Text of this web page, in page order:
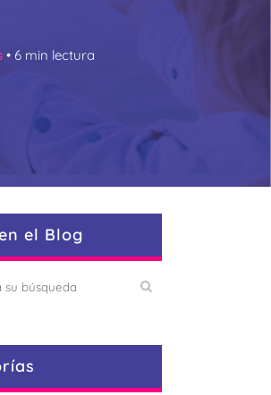
• 6min lectura
el Blog